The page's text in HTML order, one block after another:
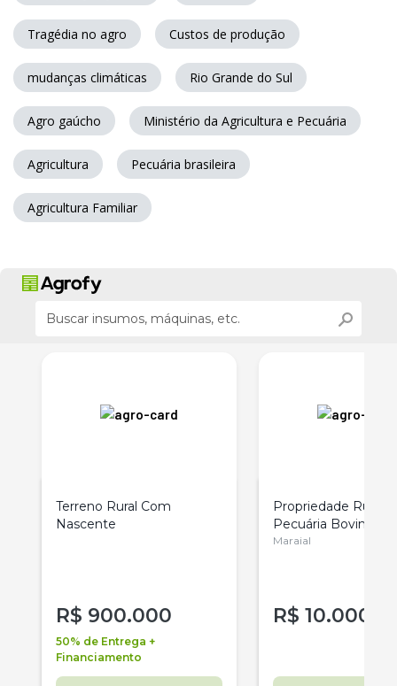
Tragédia no agro Custos de produção
mudanças climáticas Rio Grande do Sul
Agro gaúcho Ministério da Agricultura e Pecuária
Agricultura Pecuária brasileira
Agricultura Familiar
Terreno Rural Com
Nascente
R$ 900.000
50% de Entrega +
Financiamento
Propriedade Rural
Pecuária Bovina
Pernambuco
Maraial
R$